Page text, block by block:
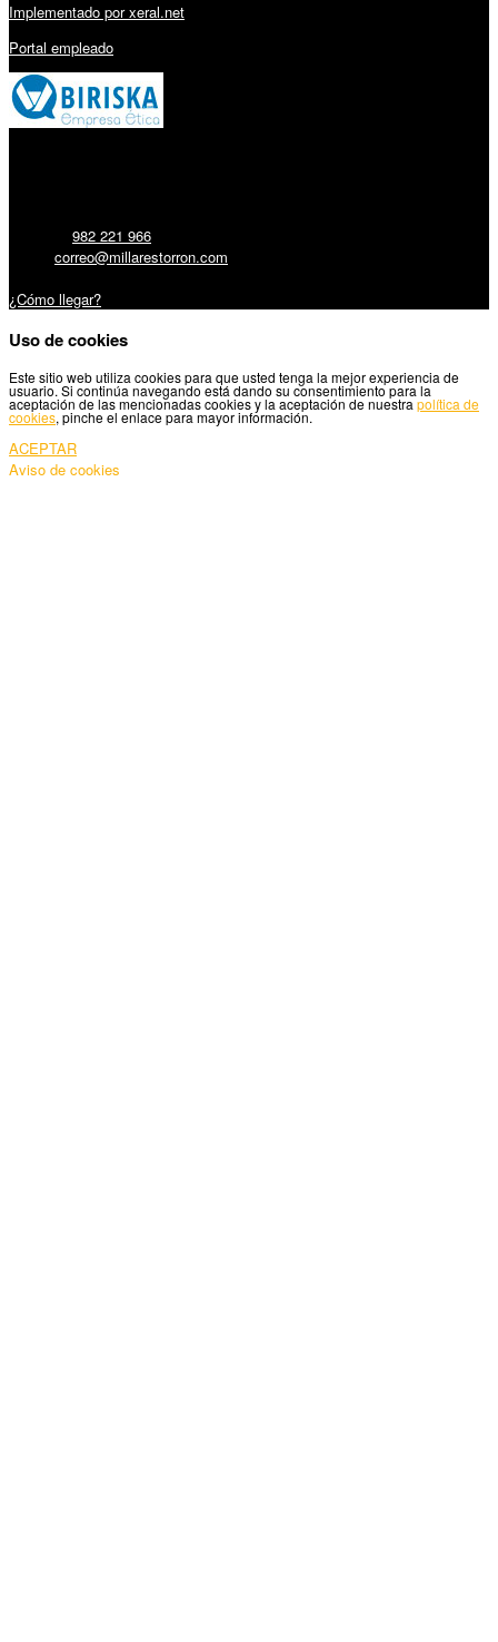
Implementado por xeral.net
Portal empleado
982 221 966
correo@millarestorron.com
¿Cómo llegar?
Uso de cookies
Este sitio web utiliza cookies para que usted tenga la mejor experiencia de
usuario. Si continúa navegando está dando su consentimiento para la
aceptación de las mencionadas cookies y la aceptación de nuestra política de
cookies, pinche el enlace para mayor información.
ACEPTAR
Aviso de cookies